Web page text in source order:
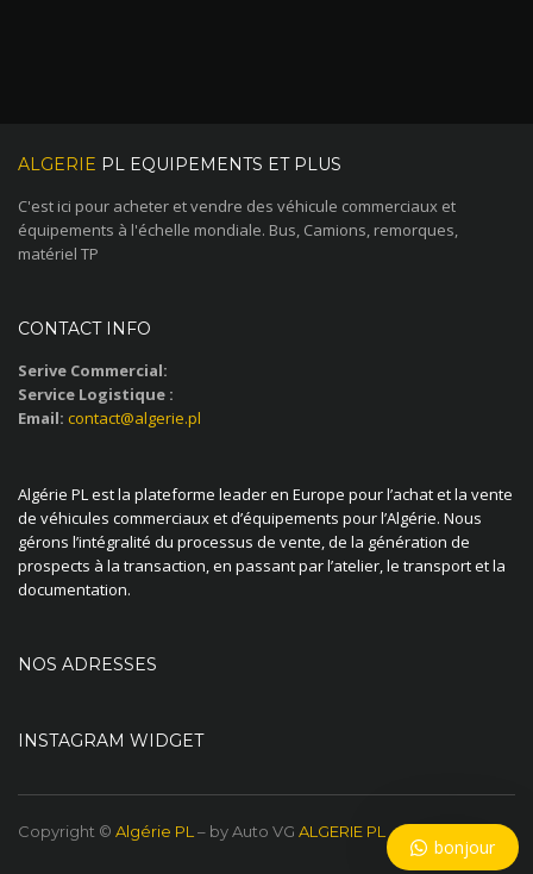
ALGERIE PL EQUIPEMENTS ET PLUS
C'est ici pour acheter et vendre des véhicule commerciaux et
équipements à l'échelle mondiale. Bus, Camions, remorques,
matériel TP
CONTACT INFO
Serive Commercial:
Service Logistique :
Email: contact@algerie.pl
Algérie PL est la plateforme leader en Europe pour l’achat et la vente
de véhicules commerciaux et d’équipements pour l’Algérie. Nous
gérons l’intégralité du processus de vente, de la génération de
prospects à la transaction, en passant par l’atelier, le transport et la
documentation.
NOS ADRESSES
INSTAGRAM WIDGET
Copyright © Algérie PL – by Auto VG ALGERIE PL
bonjour